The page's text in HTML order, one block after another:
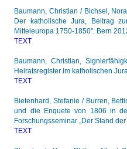
Baumann, Christian / Bichsel,
Der katholische Jura, Beitrag
Mitteleuropa 1750-1850". Bern
TEXT
Baumann, Christian,
Heiratsregister im katholischen
TEXT
Bietenhard, Stefanie / Burren,
und die Enquete von 1806 in
Forschungsseminar „Der Stand
TEXT